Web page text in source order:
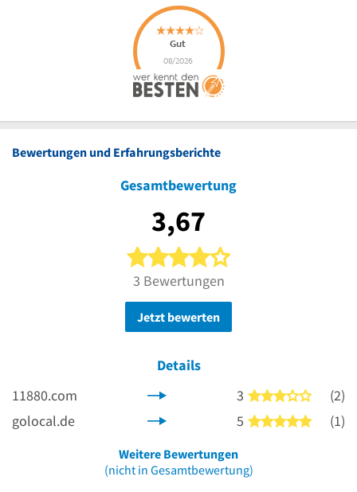
Bewertungen und Erfahrungsberichte
Gesamtbewertung
3,67
4 von 5 Sternen
3 Bewertungen
Jetzt bewerten
Details
11880.com
3 3 von 5
(2)
golocal.de
5 5 von 5
(1)
Weitere Bewertungen
(nicht in Gesamtbewertung)